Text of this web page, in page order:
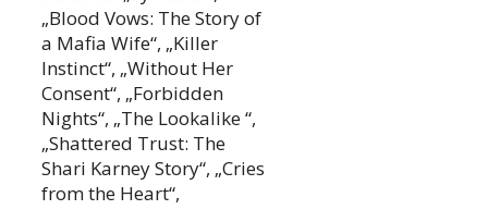
„Blood Vows: The Story of
a Mafia Wife“, „Killer
Instinct“, „Without Her
Consent“, „Forbidden
Nights“, „The Lookalike “,
„Shattered Trust: The
Shari Karney Story“, „Cries
from the Heart“,